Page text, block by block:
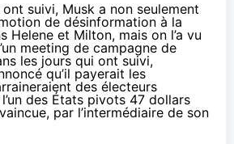
suivi, Musk a non seulement
de désinformation à la
Helene et Milton, mais on l’a vu
meeting de campagne de
les jours qui ont suivi,
qu’il payerait les
des électeurs
des États pivots 47 dollars
par l’intermédiaire de son